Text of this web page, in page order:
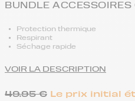
BUNDLE
Protection thermique
Respirant
Séchage rapide
VOIR LA DESCRIPTION
49.95€ Le prix initial